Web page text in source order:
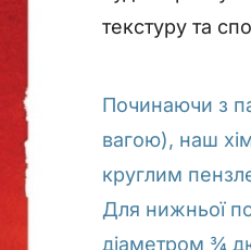
текстуру та
Починаючи з
вагою), наш
круглим
Для нижньої
діаметром ¾